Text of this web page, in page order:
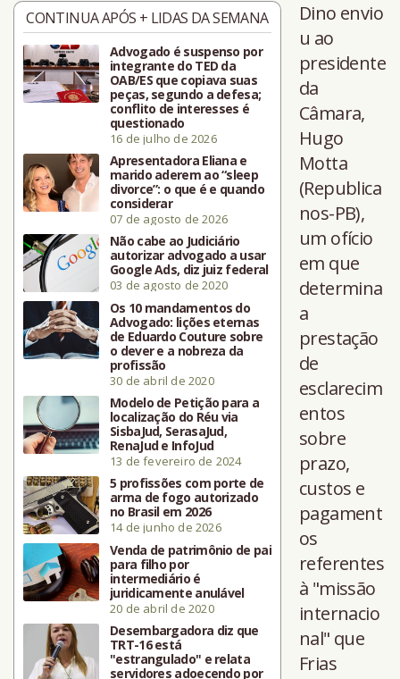
CONTINUA APÓS + LIDAS DA SEMANA
Advogado é suspenso por
integrante do TED da
OAB/ES que copiava suas
peças, segundo a defesa;
conflito de interesses é
questionado
16 de julho de 2026
Apresentadora Eliana e
marido aderem ao “sleep
divorce”: o que é e quando
considerar
07 de agosto de 2026
Não cabe ao Judiciário
autorizar advogado a usar
Google Ads, diz juiz federal
03 de agosto de 2020
Os 10 mandamentos do
Advogado: lições eternas
de Eduardo Couture sobre
o dever e a nobreza da
profissão
30 de abril de 2020
Modelo de Petição para a
localização do Réu via
SisbaJud, SerasaJud,
RenaJud e InfoJud
13 de fevereiro de 2024
5 profissões com porte de
arma de fogo autorizado
no Brasil em 2026
14 de junho de 2026
Venda de patrimônio de pai
para filho por
intermediário é
juridicamente anulável
20 de abril de 2020
Desembargadora diz que
TRT-16 está
"estrangulado" e relata
servidores adoecendo por
Dino envio
u ao
presidente
da
Câmara,
Hugo
Motta
(Republica
nos-PB),
um ofício
em que
determina
a
prestação
de
esclarecim
entos
sobre
prazo,
custos e
pagament
os
referentes
à "missão
internacio
nal" que
Frias